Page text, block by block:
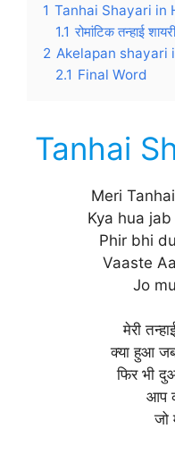
1 Tanhai Shayari in
1.1 रोमांटिक तन्हाई शायरी
2 Akelapan shayari
2.1 Final Word
Tanhai
Meri
Kya hua
Phir bhi
Vaaste
Jo
मेरी
क्या हुआ
फिर भी
आप
जो